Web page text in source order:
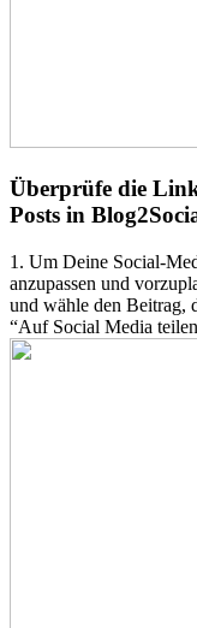
Überprüfe die
Posts in
1. Um Deine Social-
anzupassen und
und wähle den Beitrag,
“Auf Social Media